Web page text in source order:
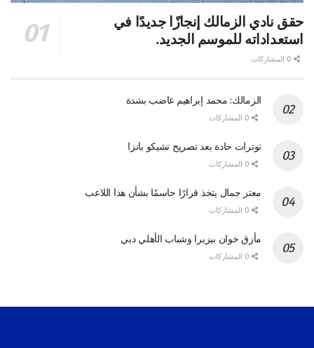
حقق نادي الزمالك إنجازًا جديدًا في
استعداداته للموسم الجديد.
الزمالك: محمد إبراهيم غاضب بشدة
توترات حادة بعد تصريح تشيكو بانزا
معتز جمال يتخذ قرارًا حاسمًا بشأن هذا اللاعب
مأزق خوان بيزيرا وشباب الأهلي دبي